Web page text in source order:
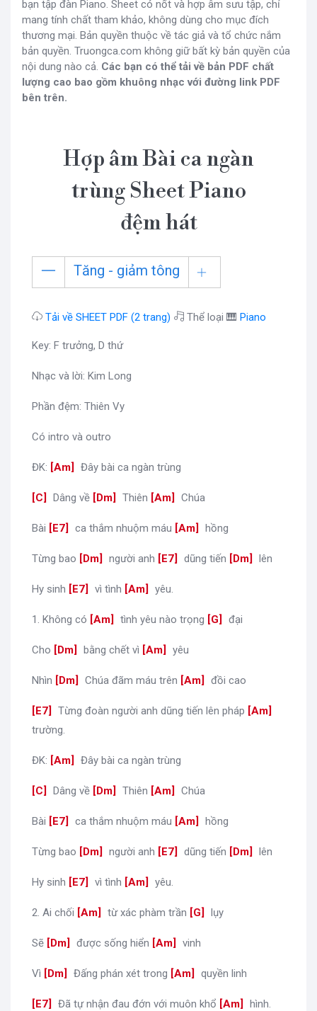
bạn tập đàn Piano. Sheet có nốt và hợp âm sưu tập, chỉ
mang tính chất tham khảo, không dùng cho mục đích
thương mại. Bản quyền thuộc về tác giả và tổ chức nắm
bản quyền. Truongca.com không giữ bất kỳ bản quyền của
nội dung nào cả. Các bạn có thể tải về bản PDF chất
lượng cao bao gồm khuông nhạc với đường link PDF
bên trên.
Hợp âm Bài ca ngàn
trùng Sheet Piano
đệm hát
Tăng - giảm tông
Tải về SHEET PDF (2 trang) Thể loại 🎹 Piano
Key: F trưởng, D thứ
Nhạc và lời: Kim Long
Phần đệm: Thiên Vy
Có intro và outro
ĐK: [Am Đây bài ca ngàn trùng
[C Dâng về [Dm Thiên [Am Chúa
Bài [E7 ca thắm nhuộm máu [Am hồng
Từng bao [Dm người anh [E7 dũng tiến [Dm lên
Hy sinh [E7 vì tình [Am yêu.
1. Không có [Am tình yêu nào trọng [G đại
Cho [Dm bằng chết vì [Am yêu
Nhìn [Dm Chúa đãm máu trên [Am đồi cao
[E7 Từng đoàn người anh dũng tiến lên pháp [Am
trường.
ĐK: [Am Đây bài ca ngàn trùng
[C Dâng về [Dm Thiên [Am Chúa
Bài [E7 ca thắm nhuộm máu [Am hồng
Từng bao [Dm người anh [E7 dũng tiến [Dm lên
Hy sinh [E7 vì tình [Am yêu.
2. Ai chối [Am từ xác phàm trần [G lụy
Sẽ [Dm được sống hiển [Am vinh
Vì [Dm Đấng phán xét trong [Am quyền linh
[E7 Đã tự nhận đau đớn với muôn khổ [Am hình.